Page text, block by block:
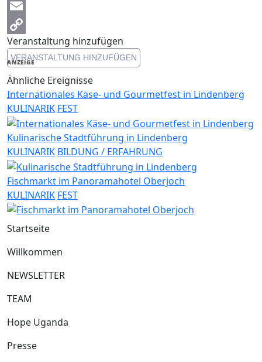
Messenger
Email
Copy
Link
Veranstaltung hinzufügen
VERANSTALTUNG HINZUFÜGEN
ANZEIGE
Ähnliche Ereignisse
Internationales Käse- und Gourmetfest in Lindenberg
KULINARIK FEST
Kulinarische Stadtführung in Lindenberg
KULINARIK BILDUNG / ERFAHRUNG
Fischmarkt im Panoramahotel Oberjoch
KULINARIK FEST
Startseite
Willkommen
NEWSLETTER
TEAM
Hope Uganda
Presse